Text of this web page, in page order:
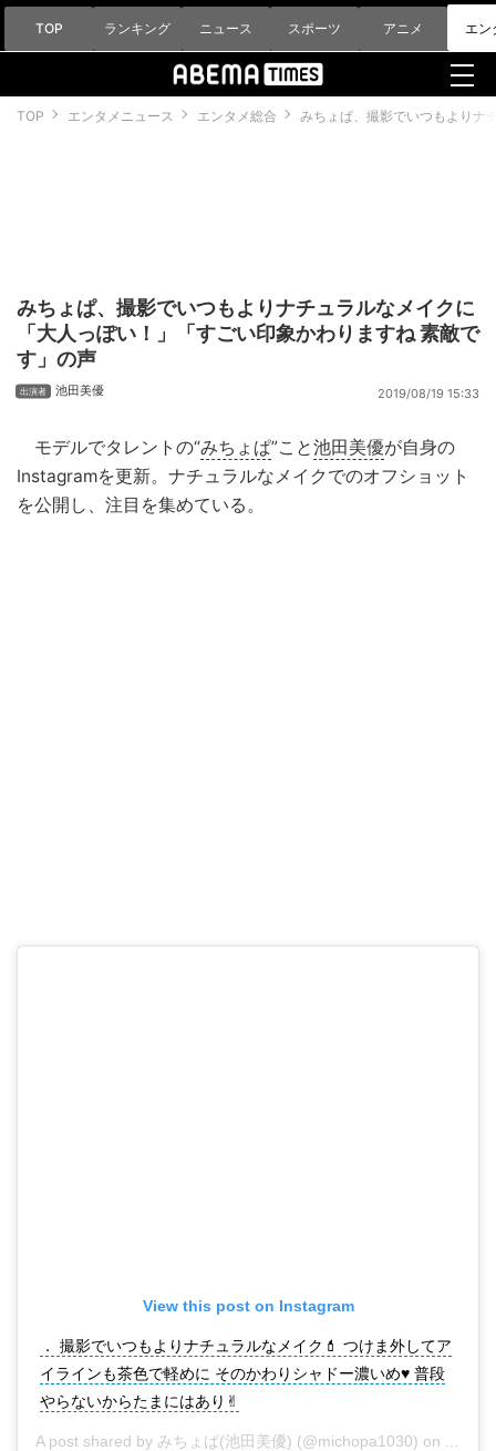
TOP ランキング ニュース スポーツ アニメ エン
TOP エンタメニュース エンタメ総合 みちょぱ、撮影でいつもよりナ
みちょぱ、撮影でいつもよりナチュラルなメイクに
「大人っぽい！」「すごい印象かわりますね 素敵で
す」の声
池田美優 2019/08/19 15:33
モデルでタレントの“みちょぱ”こと池田美優が自身の
Instagramを更新。ナチュラルなメイクでのオフショット
を公開し、注目を集めている。
View this post on Instagram
． 撮影でいつもよりナチュラルなメイク💄 つけま外してア
イラインも茶色で軽めに そのかわりシャドー濃いめ♥ 普段
やらないからたまにはあり✌︎
A post shared by みちょぱ(池田美優) (@michopa1030) on